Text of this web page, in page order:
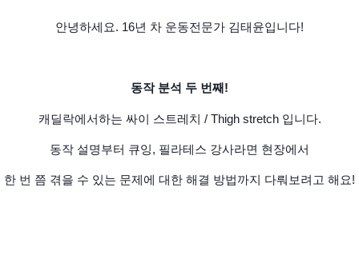
안녕하세요. 16년 차 운동전문가 김태윤입니다!
동작 분석 두 번째!
캐딜락에서하는 싸이 스트레치 / Thigh stretch 입니다.
동작 설명부터 큐잉, 필라테스 강사라면 현장에서
한 번 쯤 겪을 수 있는 문제에 대한 해결 방법까지 다뤄보려고 해요!